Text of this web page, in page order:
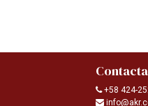
+58 424-